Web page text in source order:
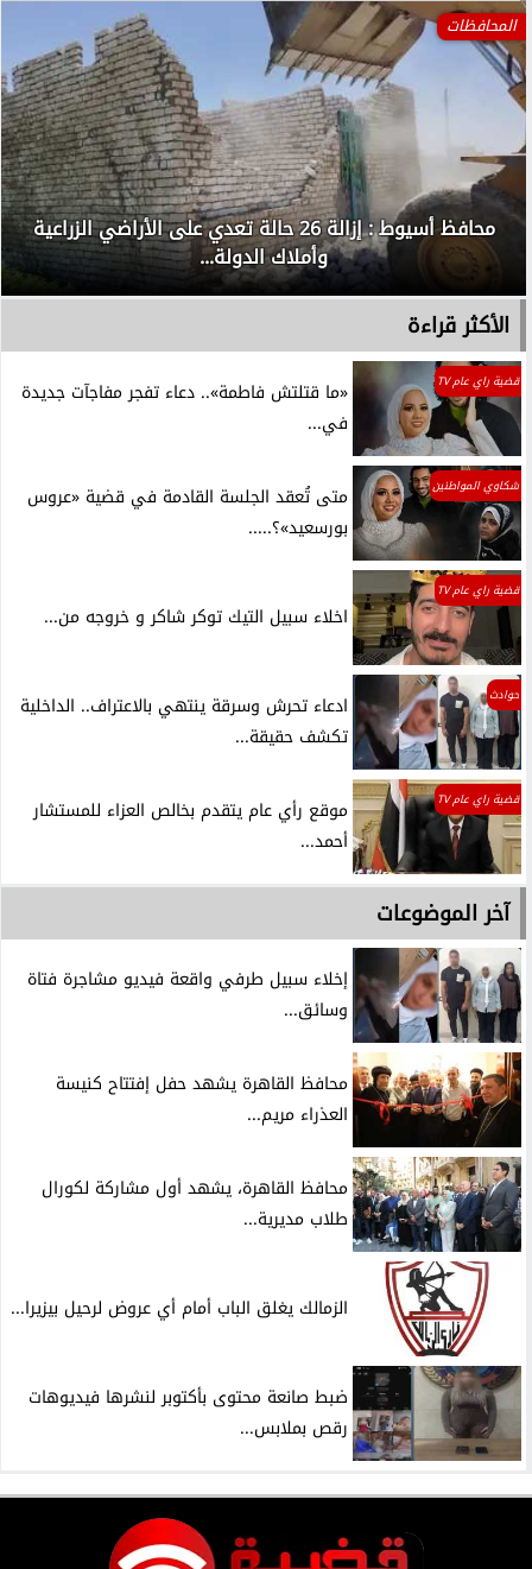
المحافظات
محافظ أسيوط : إزالة 26 حالة تعدي على الأراضي الزراعية
وأملاك الدولة...
الأكثر قراءة
قضية راي عام TV
«ما قتلتش فاطمة».. دعاء تفجر مفاجآت جديدة
في...
شكاوي المواطنين
متى تُعقد الجلسة القادمة في قضية «عروس
بورسعيد»؟.....
قضية راي عام TV
اخلاء سبيل التيك توكر شاكر و خروجه من...
حوادث
ادعاء تحرش وسرقة ينتهي بالاعتراف.. الداخلية
تكشف حقيقة...
قضية راي عام TV
موقع رأي عام يتقدم بخالص العزاء للمستشار
أحمد...
آخر الموضوعات
إخلاء سبيل طرفي واقعة فيديو مشاجرة فتاة
وسائق...
محافظ القاهرة يشهد حفل إفتتاح كنيسة
العذراء مريم...
محافظ القاهرة، يشهد أول مشاركة لكورال
طلاب مديرية...
الزمالك يغلق الباب أمام أي عروض لرحيل بيزيرا...
ضبط صانعة محتوى بأكتوبر لنشرها فيديوهات
رقص بملابس...